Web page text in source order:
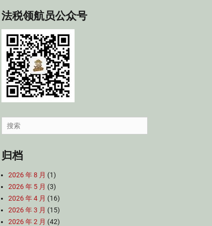
法税领航员公众号
Search
for:
归档
2026 年 8 月 (1)
2026 年 5 月 (3)
2026 年 4 月 (16)
2026 年 3 月 (15)
2026 年 2 月 (42)